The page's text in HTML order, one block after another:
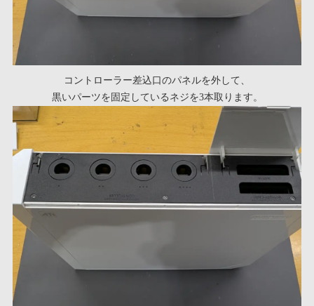
コントローラー差込口のパネルを外して、
黒いパーツを固定しているネジを3本取ります。